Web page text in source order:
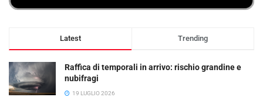
Latest Trending
Raffica di temporali in arrivo: rischio grandine e
nubifragi
19 LUGLIO 2026